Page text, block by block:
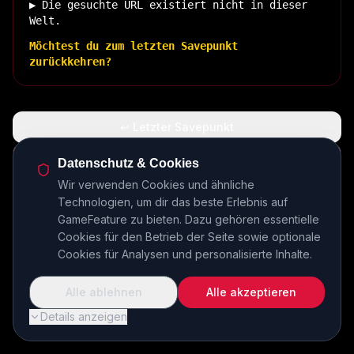
▶ Die gesuchte URL existiert nicht in dieser
Welt.
Möchtest du zum letzten Savepunkt
zurückkehren?
🏠 Zurück zur Basis
INSERT COIN TO CONTINUE...
Datenschutz & Cookies
Wir verwenden Cookies und ähnliche
Technologien, um dir das beste Erlebnis auf
GameFeature zu bieten. Dazu gehören essentielle
Cookies für den Betrieb der Seite sowie optionale
Cookies für Analysen und personalisierte Inhalte.
Details anzeigen
Alle ablehnen Alle akzeptieren